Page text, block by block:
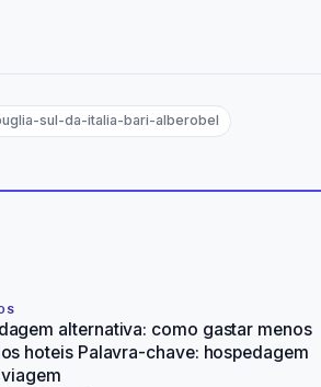
sul-da-italia-bari-alberobel
alternativa: como gastar menos
hoteis Palavra-chave: hospedagem